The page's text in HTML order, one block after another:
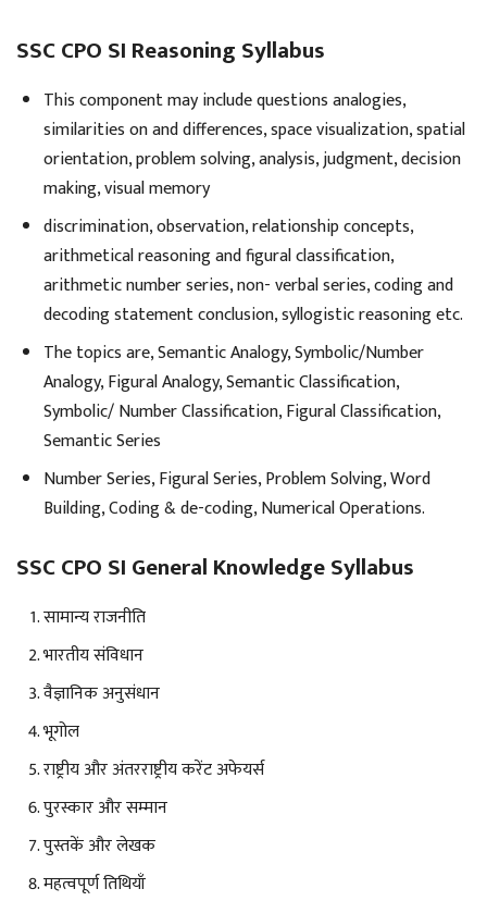
SSC CPO SI Reasoning Syllabus
This component may include questions analogies,
similarities on and differences, space visualization, spatial
orientation, problem solving, analysis, judgment, decision
making, visual memory
discrimination, observation, relationship concepts,
arithmetical reasoning and figural classification,
arithmetic number series, non- verbal series, coding and
decoding statement conclusion, syllogistic reasoning etc.
The topics are, Semantic Analogy, Symbolic/Number
Analogy, Figural Analogy, Semantic Classification,
Symbolic/ Number Classification, Figural Classification,
Semantic Series
Number Series, Figural Series, Problem Solving, Word
Building, Coding & de-coding, Numerical Operations.
SSC CPO SI General Knowledge Syllabus
सामान्य राजनीति
भारतीय संविधान
वैज्ञानिक अनुसंधान
भूगोल
राष्ट्रीय और अंतरराष्ट्रीय करेंट अफेयर्स
पुरस्कार और सम्मान
पुस्तकें और लेखक
महत्वपूर्ण तिथियाँ